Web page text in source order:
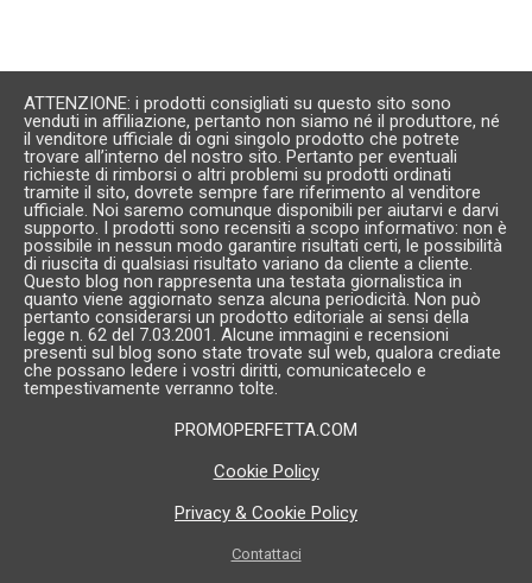
ATTENZIONE: i prodotti consigliati su questo sito sono
venduti in affiliazione, pertanto non siamo né il produttore, né
il venditore ufficiale di ogni singolo prodotto che potrete
trovare all’interno del nostro sito. Pertanto per eventuali
richieste di rimborsi o altri problemi su prodotti ordinati
tramite il sito, dovrete sempre fare riferimento al venditore
ufficiale. Noi saremo comunque disponibili per aiutarvi e darvi
supporto. I prodotti sono recensiti a scopo informativo: non è
possibile in nessun modo garantire risultati certi, le possibilità
di riuscita di qualsiasi risultato variano da cliente a cliente.
Questo blog non rappresenta una testata giornalistica in
quanto viene aggiornato senza alcuna periodicità. Non può
pertanto considerarsi un prodotto editoriale ai sensi della
legge n. 62 del 7.03.2001. Alcune immagini e recensioni
presenti sul blog sono state trovate sul web, qualora crediate
che possano ledere i vostri diritti, comunicatecelo e
tempestivamente verranno tolte.
PROMOPERFETTA.COM
Cookie Policy
Privacy & Cookie Policy
Contattaci